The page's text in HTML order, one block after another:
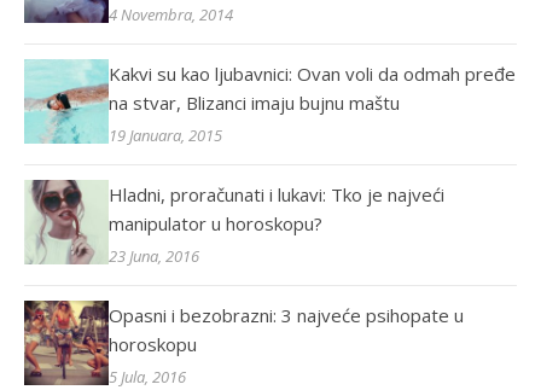
4 Novembra, 2014
Kakvi su kao ljubavnici: Ovan voli da odmah pređe
na stvar, Blizanci imaju bujnu maštu
19 Januara, 2015
Hladni, proračunati i lukavi: Tko je najveći
manipulator u horoskopu?
23 Juna, 2016
Opasni i bezobrazni: 3 najveće psihopate u
horoskopu
5 Jula, 2016